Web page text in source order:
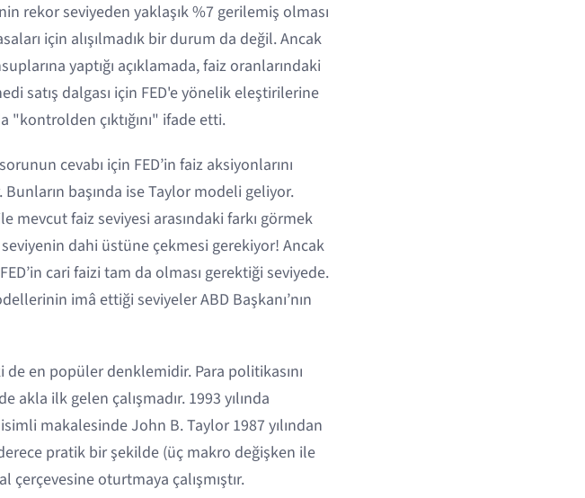
rekor seviyeden yaklaşık %7 gerilemiş olması
için alışılmadık bir durum da değil. Ancak
yaptığı açıklamada, faiz oranlarındaki
satış dalgası için FED'e yönelik eleştirilerine
"kontrolden çıktığını" ifade etti.
cevabı için FED’in faiz aksiyonlarını
başında ise Taylor modeli geliyor.
mevcut faiz seviyesi arasındaki farkı görmek
dahi üstüne çekmesi gerekiyor! Ancak
cari faizi tam da olması gerektiği seviyede.
imâ ettiği seviyeler ABD Başkanı’nın
en popüler denklemidir. Para politikasını
ilk gelen çalışmadır. 1993 yılında
makalesinde John B. Taylor 1987 yılından
pratik bir şekilde (üç makro değişken ile
çerçevesine oturtmaya çalışmıştır.